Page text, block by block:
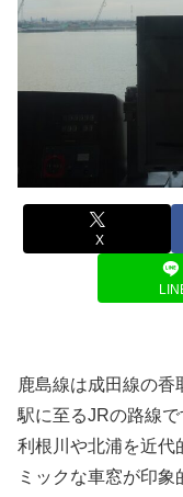
X
鹿島線は成田線の香
駅に至るJRの路線で
利根川や北浦を近代
ミックな車窓が印象